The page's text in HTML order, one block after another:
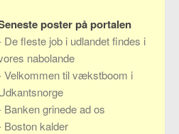
poster på portalen
De fleste job i udlandet findes i
nabolande
Velkommen til vækstboom i
Banken grinede ad os
Boston kalder